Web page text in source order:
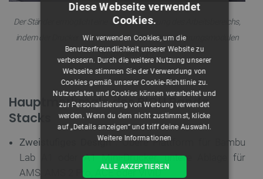
Der Ständer ermöglicht eine optimale Nutzung des Arbeitsbereichs,
indem der Drucker vertikal über den Filamentzuführungsmodulen
positioniert wird.
Hauptmerkmale des BIQU Panda
Stacks
Zweistufiges Design: Obere Plattform für Bambu
Lab A1 oder A1 Mini-Drucker, untere Ablage für
AMS, AMS 2 Pro, ACE oder ViViD
Diese Webseite verwendet
Cookies.
Wir verwenden Cookies, um die
Benutzerfreundlichkeit unserer Website zu
verbessern. Durch die weitere Nutzung unserer
Webseite stimmen Sie der Verwendung von
Cookies gemäß unserer Cookie-Richtlinie zu.
Nutzerdaten und Cookies können verarbeitet und
zur Personalisierung von Werbung verwendet
werden. Wenn du dem nicht zustimmst, klicke
auf „Details anzeigen“ und triff deine Auswahl.
Weitere Informationen
ALLE AKZEPTIEREN